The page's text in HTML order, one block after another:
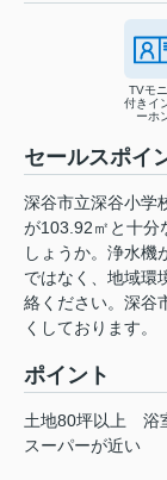
TVモ
付きイ
ーホ
セールスポイ
深谷市立深谷小学
が103.92㎡と十分
しょうか。浄水機
ではなく、地域環
絡ください。深谷
くしております。
ポイント
土地80坪以上 浴
スーパーが近い